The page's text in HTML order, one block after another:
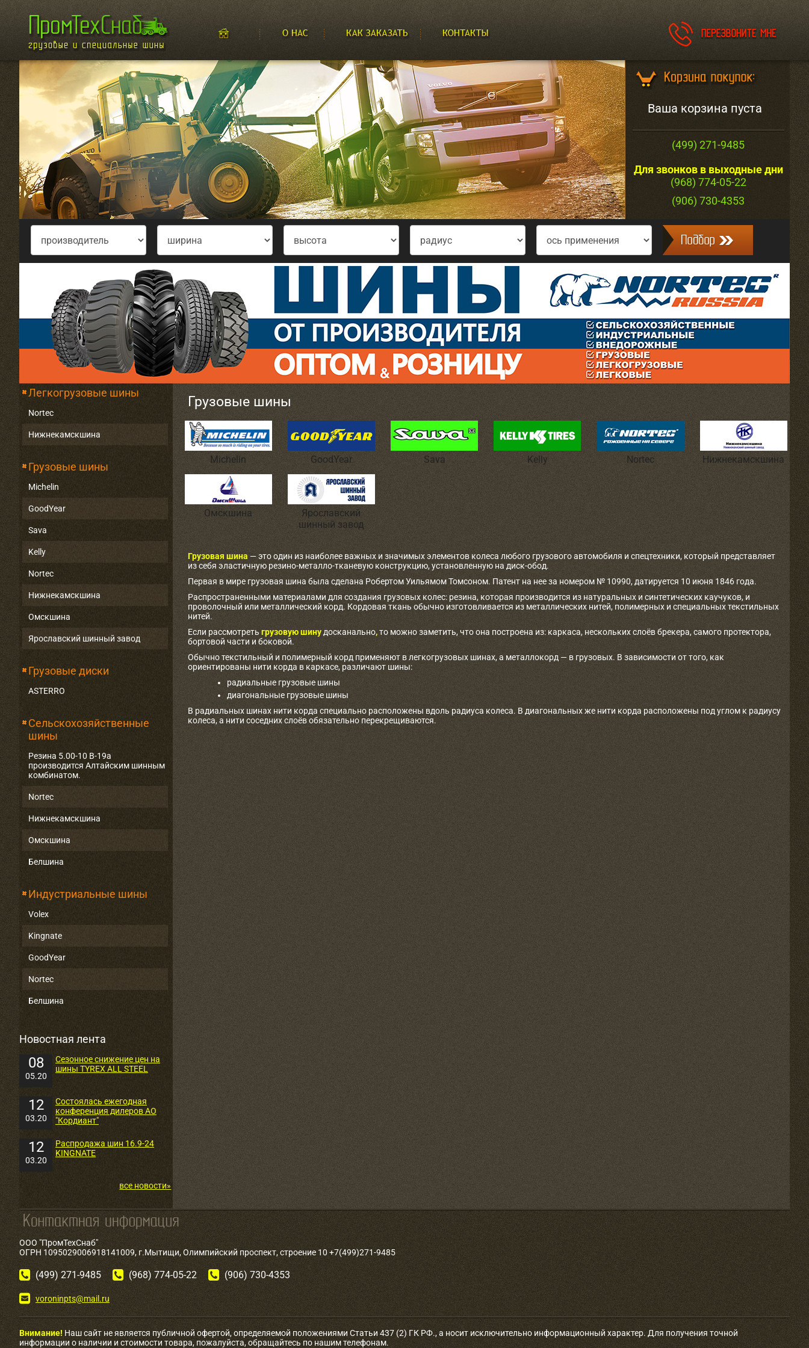
Ваша корзина пуста
(499) 271-9485
Для звонков в выходные дни
(968) 774-05-22
(906) 730-4353
Легкогрузовые шины
Nortec
Нижнекамскшина
Грузовые шины
Michelin
GoodYear
Sava
Kelly
Nortec
Нижнекамскшина
Омскшина
Ярославский шинный завод
Грузовые диски
ASTERRO
Сельскохозяйственные
шины
Резина 5.00-10 В-19а
производится Алтайским шинным
комбинатом.
Nortec
Нижнекамскшина
Омскшина
Белшина
Индустриальные шины
Volex
Kingnate
GoodYear
Nortec
Белшина
Новостная лента
08
05.20
Сезонное снижение цен на
шины TYREX ALL STEEL
12
03.20
Состоялась ежегодная
конференция дилеров АО
"Кордиант"
12
03.20
Распродажа шин 16.9-24
KINGNATE
все новости»
Грузовые шины
Michelin GoodYear Sava Kelly Nortec Нижнекамскшина
Омскшина
Ярославский
шинный завод
Грузовая шина — это один из наиболее важных и значимых элементов колеса любого грузового автомобиля и спецтехники, который представляет
из себя эластичную резино-металло-тканевую конструкцию, установленную на диск-обод.
Первая в мире грузовая шина была сделана Робертом Уильямом Томсоном. Патент на нее за номером № 10990, датируется 10 июня 1846 года.
Распространенными материалами для создания грузовых колес: резина, которая производится из натуральных и синтетических каучуков, и
проволочный или металлический корд. Кордовая ткань обычно изготовливается из металлических нитей, полимерных и специальных текстильных
нитей.
Если рассмотреть грузовую шину досканально,то можно заметить, что она построена из: каркаса, нескольких слоёв брекера, самого протектора,
бортовой части и боковой.
Обычно текстильный и полимерный корд применяют в легкогрузовых шинах, а металлокорд — в грузовых. В зависимости от того, как
ориентированы нити корда в каркасе, различают шины:
радиальные грузовые шины
диагональные грузовые шины
В радиальных шинах нити корда специально расположены вдоль радиуса колеса. В диагональных же нити корда расположены под углом к радиусу
колеса, а нити соседних слоёв обязательно перекрещиваются.
ООО "ПромТехСнаб"
ОГРН 1095029006918141009, г.Мытищи, Олимпийский проспект, строение 10 +7(499)271-9485
(499) 271-9485 (968) 774-05-22 (906) 730-4353
voroninpts@mail.ru
Внимание! Наш сайт не является публичной офертой, определяемой положениями Статьи 437 (2) ГК РФ., а носит исключительно информационный характер. Для получения точной
информации о наличии и стоимости товара, пожалуйста, обращайтесь по нашим телефонам.